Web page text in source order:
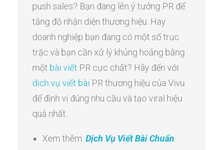
push sales? Bạn đang lên ý tưởng PR để
tăng độ nhận diện thương hiệu. Hay
doanh nghiệp bạn đang có một số trục
trặc và bạn cần xử lý khủng hoảng bằng
mộtbài viết PR cực chất? Hãy đến với
dịch vụ viết bài PR thương hiệu của Vivu
để định vị đúng nhu cầu và tạo viral hiệu
quả nhất.
Xem thêm:Dịch Vụ Viết Bài Chuẩn